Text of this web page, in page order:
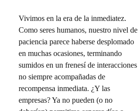
Vivimos en la era de la inmediatez.
Como seres humanos, nuestro nivel de
paciencia parece haberse desplomado
en muchas ocasiones, terminando
sumidos en un frenesí de interacciones
no siempre acompañadas de
recompensa inmediata. ¿Y las
empresas? Ya no pueden (o no